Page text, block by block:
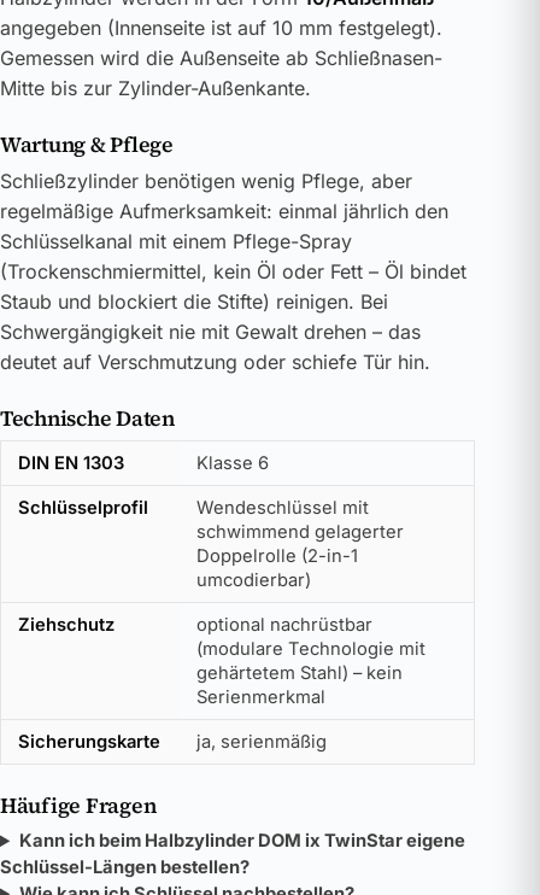
angegeben (Innenseite ist auf 10 mm festgelegt).
Gemessen wird die Außenseite ab Schließnasen-
Mitte bis zur Zylinder-Außenkante.
Wartung & Pflege
Schließzylinder benötigen wenig Pflege, aber
regelmäßige Aufmerksamkeit: einmal jährlich den
Schlüsselkanal mit einem Pflege-Spray
(Trockenschmiermittel, kein Öl oder Fett – Öl bindet
Staub und blockiert die Stifte) reinigen. Bei
Schwergängigkeit nie mit Gewalt drehen – das
deutet auf Verschmutzung oder schiefe Tür hin.
Technische Daten
DIN EN 1303 Klasse 6
Schlüsselprofil
Wendeschlüssel mit
schwimmend gelagerter
Doppelrolle (2-in-1
umcodierbar)
Ziehschutz
optional nachrüstbar
(modulare Technologie mit
gehärtetem Stahl) – kein
Serienmerkmal
Sicherungskarte ja, serienmäßig
Häufige Fragen
Kann ich beim Halbzylinder DOM ix TwinStar eigene
Schlüssel-Längen bestellen?